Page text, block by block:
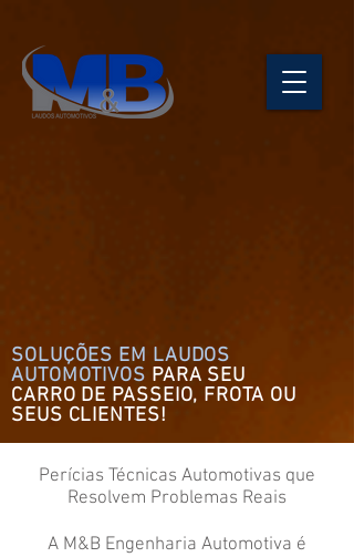
SOLUÇÕES EM LAUDOS
AUTOMOTIVOS PARA SEU
CARRO DE PASSEIO, FROTA OU
SEUS CLIENTES!
Perícias Técnicas Automotivas que
Resolvem Problemas Reais
A M&B Engenharia Automotiva é